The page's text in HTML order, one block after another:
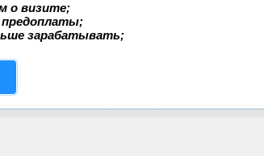
о визите;
предоплаты;
зарабатывать;